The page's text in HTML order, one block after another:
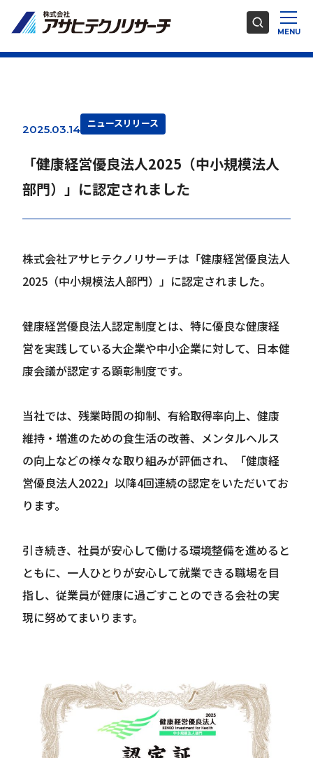
2025.03.14 ニュースリリース
「健康経営優良法人2025（中小規模法人
部門）」に認定されました
株式会社アサヒテクノリサーチは「健康経営優良法人
2025（中小規模法人部門）」に認定されました。
健康経営優良法人認定制度とは、特に優良な健康経
営を実践している大企業や中小企業に対して、日本健
康会議が認定する顕彰制度です。
当社では、残業時間の抑制、有給取得率向上、健康
維持・増進のための食生活の改善、メンタルヘルス
の向上などの様々な取り組みが評価され、「健康経
営優良法人2022」以降4回連続の認定をいただいてお
ります。
引き続き、社員が安心して働ける環境整備を進めると
ともに、一人ひとりが安心して就業できる職場を目
指し、従業員が健康に過ごすことのできる会社の実
現に努めてまいります。